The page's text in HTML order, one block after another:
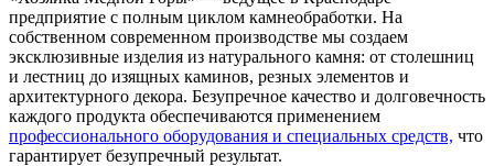
предприятие с полным циклом камнеобработки. На
собственном современном производстве мы создаем
эксклюзивные изделия из натурального камня: от столешниц
и лестниц до изящных каминов, резных элементов и
архитектурного декора. Безупречное качество и долговечность
каждого продукта обеспечиваются применением
профессионального оборудования и специальных средств, что
гарантирует безупречный результат.